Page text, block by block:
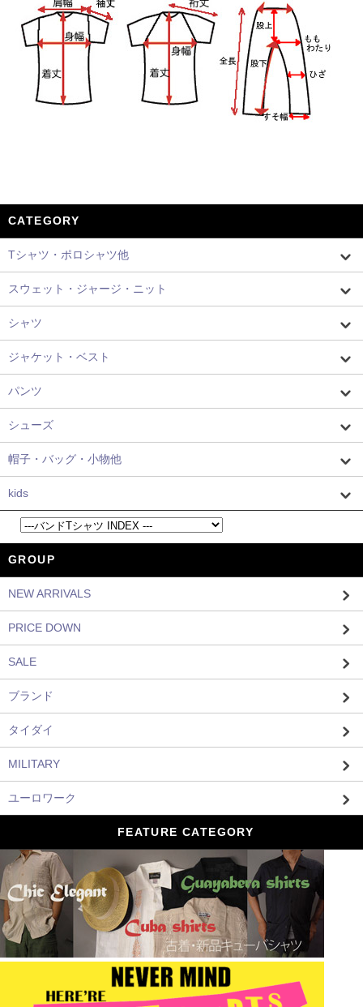
CATEGORY
Tシャツ・ポロシャツ他
スウェット・ジャージ・ニット
シャツ
ジャケット・ベスト
パンツ
シューズ
帽子・バッグ・小物他
kids
GROUP
NEW ARRIVALS
PRICE DOWN
SALE
ブランド
タイダイ
MILITARY
ユーロワーク
FEATURE CATEGORY